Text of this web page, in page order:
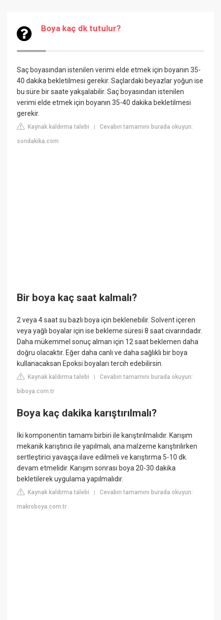
Boya kaç dk tutulur?
Saç boyasından istenilen verimi elde etmek için boyanın 35-
40 dakika bekletilmesi gerekir. Saçlardaki beyazlar yoğun ise
bu süre bir saate yakşalabilir. Saç boyasından istenilen
verimi elde etmek için boyanın 35-40 dakika bekletilmesi
gerekir.
Kaynak kaldırma talebi |Cevabın tamamını burada okuyun:
sondakika.com
Bir boya kaç saat kalmalı?
2 veya 4 saat su bazlı boya için beklenebilir. Solvent içeren
veya yağlı boyalar için ise bekleme süresi 8 saat civarındadır.
Daha mükemmel sonuç alman için 12 saat beklemen daha
doğru olacaktır. Eğer daha canlı ve daha sağlıklı bir boya
kullanacaksan Epoksi boyaları tercih edebilirsin.
Kaynak kaldırma talebi |Cevabın tamamını burada okuyun:
biboya.com.tr
Boya kaç dakika karıştırılmalı?
İki komponentin tamamı birbiri ile karıştırılmalıdır. Karışım
mekanik karıştırıcı ile yapılmalı, ana malzeme karıştırılırken
sertleştirici yavaşça ilave edilmeli ve karıştırma 5-10 dk.
devam etmelidir. Karışım sonrası boya 20-30 dakika
bekletilerek uygulama yapılmalıdır.
Kaynak kaldırma talebi |Cevabın tamamını burada okuyun:
makroboya.com.tr